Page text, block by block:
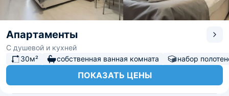
Апартаменты
С душевой и кухней
30м²
собственная ванная комната набор
ПОКАЗАТЬ ЦЕНЫ